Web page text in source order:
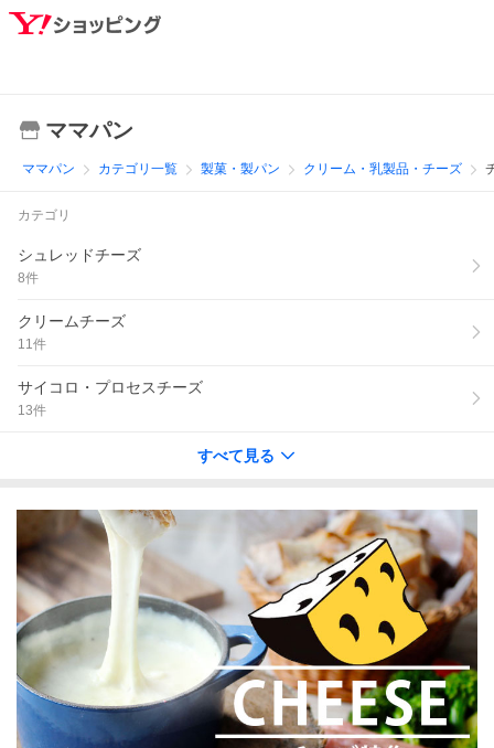
ママパン
ママパン カテゴリ一覧 製菓・製パン クリーム・乳製品・チーズ
カテゴリ
シュレッドチーズ
8件
クリームチーズ
11件
サイコロ・プロセスチーズ
13件
すべて見る